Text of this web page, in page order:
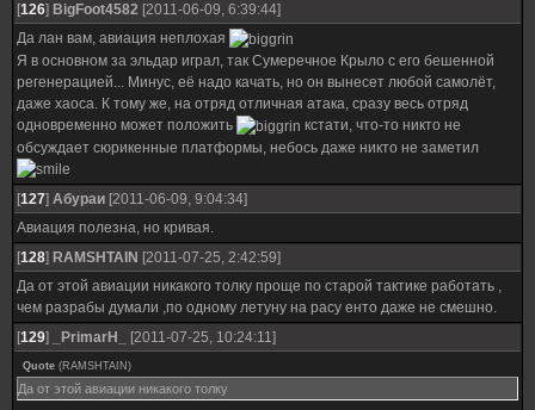
[126] BigFoot4582 [2011-06-09, 6:39:44]
Да лан вам, авиация неплохая
Я в основном за эльдар играл, так Сумеречное Крыло с его бешенной
регенерацией... Минус, её надо качать, но он вынесет любой самолёт,
даже хаоса. К тому же, на отряд отличная атака, сразу весь отряд
одновременно может положить
кстати, что-то никто не
обсуждает сюрикенные платформы, небось даже никто не заметил
[127] Абураи [2011-06-09, 9:04:34]
Авиация полезна, но кривая.
[128] RAMSHTAIN [2011-07-25, 2:42:59]
Да от этой авиации никакого толку проще по старой тактике работать ,
чем разрабы думали ,по одному летуну на расу енто даже не смешно.
[129] _PrimarH_ [2011-07-25, 10:24:11]
Quote (RAMSHTAIN )
Да от этой авиации никакого толку